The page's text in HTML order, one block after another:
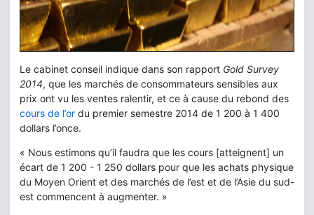
Le cabinet conseil indique dans son rapport Gold Survey
2014, que les marchés de consommateurs sensibles aux
prix ont vu les ventes ralentir, et ce à cause du rebond des
cours de l’or du premier semestre 2014 de 1 200 à 1 400
dollars l’once.
« Nous estimons qu’il faudra que les cours [atteignent] un
écart de 1 200 - 1 250 dollars pour que les achats physique
du Moyen Orient et des marchés de l’est et de l’Asie du sud-
est commencent à augmenter. »